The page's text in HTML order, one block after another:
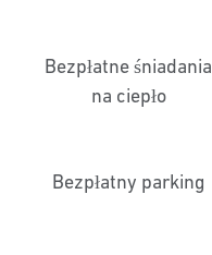
Bezpłatne śniadania
na ciepło
Bezpłatny parking